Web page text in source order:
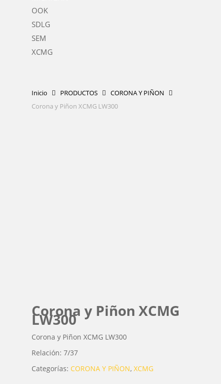
OOK
SDLG
SEM
XCMG
Inicio PRODUCTOS
CORONA Y PIÑON
Corona y Piñon XCMG LW300
Corona y Piñon XCMG
LW300
Corona y Piñon XCMG LW300
Relación: 7/37
Categorías: CORONA Y PIÑON, XCMG